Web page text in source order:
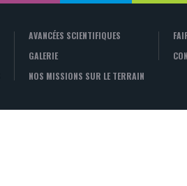
AVANCÉES SCIENTIFIQUES
GALERIE
NOS MISSIONS SUR LE TERRAIN